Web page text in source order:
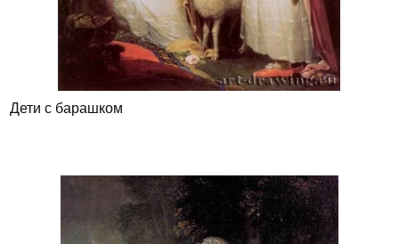
Дети с барашком